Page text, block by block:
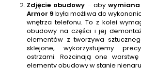
Zdjęcie obudowy– aby wymiana
Armor 9 była możliwa do
wnętrza telefonu. To z kolei
obudowy na części i jej
elementów z tworzywa
sklejone, wykorzystujemy
ostrzami. Rozcinają one
elementy obudowy w stanie